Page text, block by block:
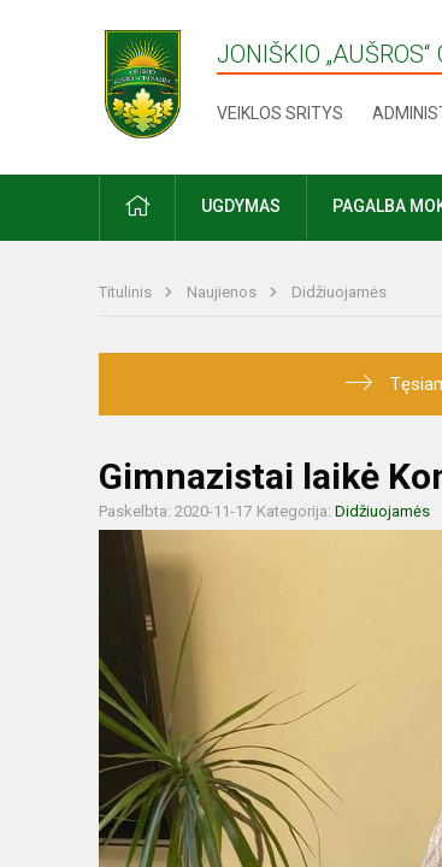
JONIŠKIO
VEIKLOS SRITYS
UGDYMAS PAGALBA
Titulinis Naujienos Didžiuojamės
Gimnazistai laikė
Paskelbta: 2020-11-17 Kategorija: Didžiuojamės